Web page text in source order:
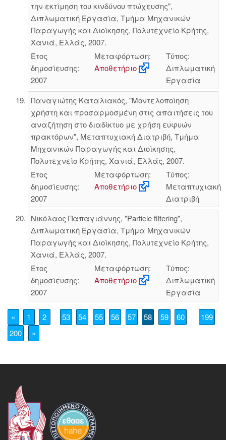
την εκτίμηση του κινδύνου πτώχευσης",
Διπλωματική Εργασία, Τμήμα Μηχανικών
Παραγωγής και Διοίκησης, Πολυτεχνείο Κρήτης,
Χανιά, Ελλάς, 2007.
Έτος
δημοσίευσης:
2007
Μεταφόρτωση:
Αποθετήριο
Τύπος:
Διπλωματική
Εργασία
Παναγιώτης Καταλιακός, "Μοντελοποίηση
χρήστη και προσαρμοσμένη στις απαιτήσεις του
αναζήτηση στο διαδίκτυο με χρήση ευφυών
πρακτόρων", Μεταπτυχιακή Διατριβή, Τμήμα
Μηχανικών Παραγωγής και Διοίκησης,
Πολυτεχνείο Κρήτης, Χανιά, Ελλάς, 2007.
Έτος
δημοσίευσης:
2007
Μεταφόρτωση:
Αποθετήριο
Τύπος:
Μεταπτυχιακή
Διατριβή
Νικόλαος Παπαγιάννης, "Particle filtering",
Διπλωματική Εργασία, Τμήμα Μηχανικών
Παραγωγής και Διοίκησης, Πολυτεχνείο Κρήτης,
Χανιά, Ελλάς, 2007.
Έτος
δημοσίευσης:
2007
Μεταφόρτωση:
Αποθετήριο
Τύπος:
Διπλωματική
Εργασία
« 1 2 53 54 55 56 57 58 59 60
199
200
»